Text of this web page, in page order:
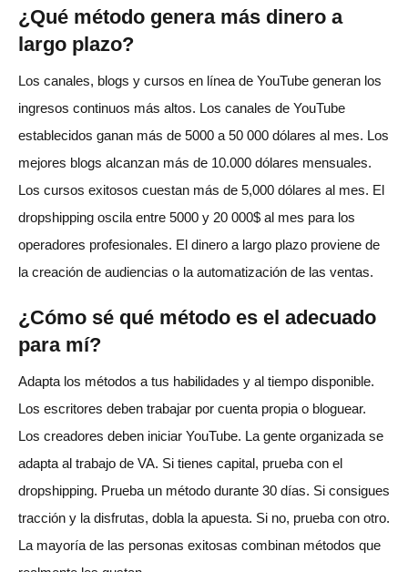
¿Qué método genera más dinero a
largo plazo?
Los canales, blogs y cursos en línea de YouTube generan los
ingresos continuos más altos. Los canales de YouTube
establecidos ganan más de 5000 a 50 000 dólares al mes. Los
mejores blogs alcanzan más de 10.000 dólares mensuales.
Los cursos exitosos cuestan más de 5,000 dólares al mes. El
dropshipping oscila entre 5000 y 20 000$ al mes para los
operadores profesionales. El dinero a largo plazo proviene de
la creación de audiencias o la automatización de las ventas.
¿Cómo sé qué método es el adecuado
para mí?
Adapta los métodos a tus habilidades y al tiempo disponible.
Los escritores deben trabajar por cuenta propia o bloguear.
Los creadores deben iniciar YouTube. La gente organizada se
adapta al trabajo de VA. Si tienes capital, prueba con el
dropshipping. Prueba un método durante 30 días. Si consigues
tracción y la disfrutas, dobla la apuesta. Si no, prueba con otro.
La mayoría de las personas exitosas combinan métodos que